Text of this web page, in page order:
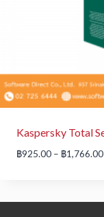
Kaspersky Total
฿925.00 – ฿1,766.00